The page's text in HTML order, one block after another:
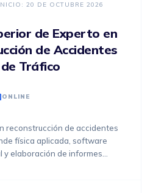
20 DE OCTUBRE 2026
de Experto en
de Accidentes
de Tráfico
ONLINE
reconstrucción de accidentes
física aplicada, software
y elaboración de informes